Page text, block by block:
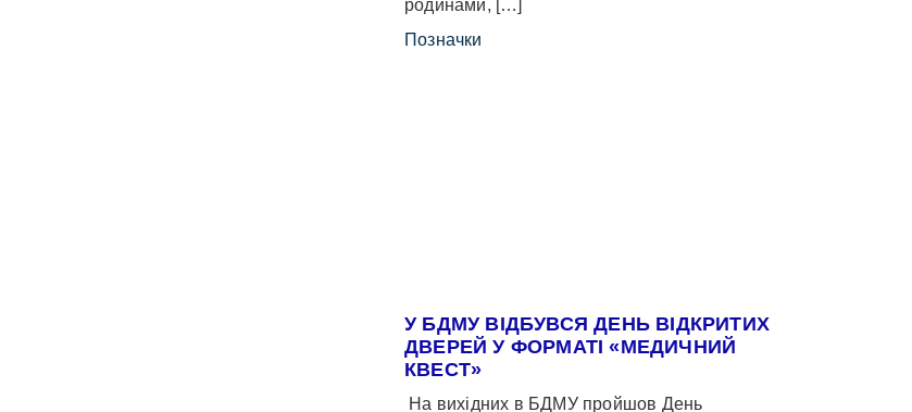
родинами, […]
Позначки
У БДМУ ВІДБУВСЯ ДЕНЬ ВІДКРИТИХ
ДВЕРЕЙ У ФОРМАТІ «МЕДИЧНИЙ
КВЕСТ»
На вихідних в БДМУ пройшов День